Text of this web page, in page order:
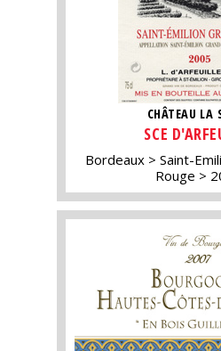
CHÂTEAU LA
SCE
Bordeaux
Saint-
Rouge